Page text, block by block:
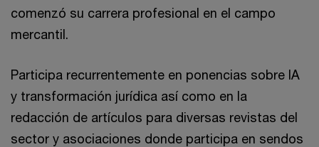
comenzó su carrera profesional en el campo
mercantil.
Participa recurrentemente en ponencias sobre IA
y transformación jurídica así como en la
redacción de artículos para diversas revistas del
sector y asociaciones donde participa en sendos